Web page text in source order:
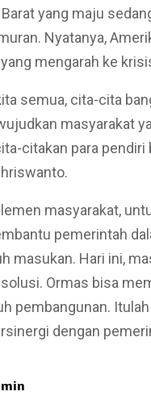
yang maju
Nyatanya,
mengarah ke
semua, cita-cita
masyarakat
citakan para
masyarakat,
pemerintah
masukan. Hari ini,
Ormas bisa
pembangunan.
dengan